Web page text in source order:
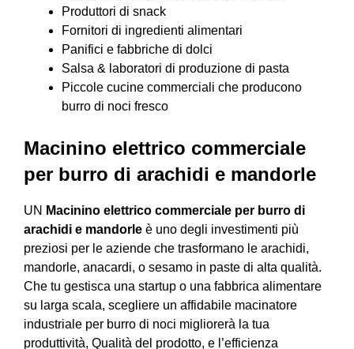
Produttori di snack
Fornitori di ingredienti alimentari
Panifici e fabbriche di dolci
Salsa & laboratori di produzione di pasta
Piccole cucine commerciali che producono
burro di noci fresco
Macinino elettrico commerciale
per burro di arachidi e mandorle
UN Macinino elettrico commerciale per burro di
arachidi e mandorle è uno degli investimenti più
preziosi per le aziende che trasformano le arachidi,
mandorle, anacardi, o sesamo in paste di alta qualità.
Che tu gestisca una startup o una fabbrica alimentare
su larga scala, scegliere un affidabile macinatore
industriale per burro di noci migliorerà la tua
produttività, Qualità del prodotto, e l’efficienza